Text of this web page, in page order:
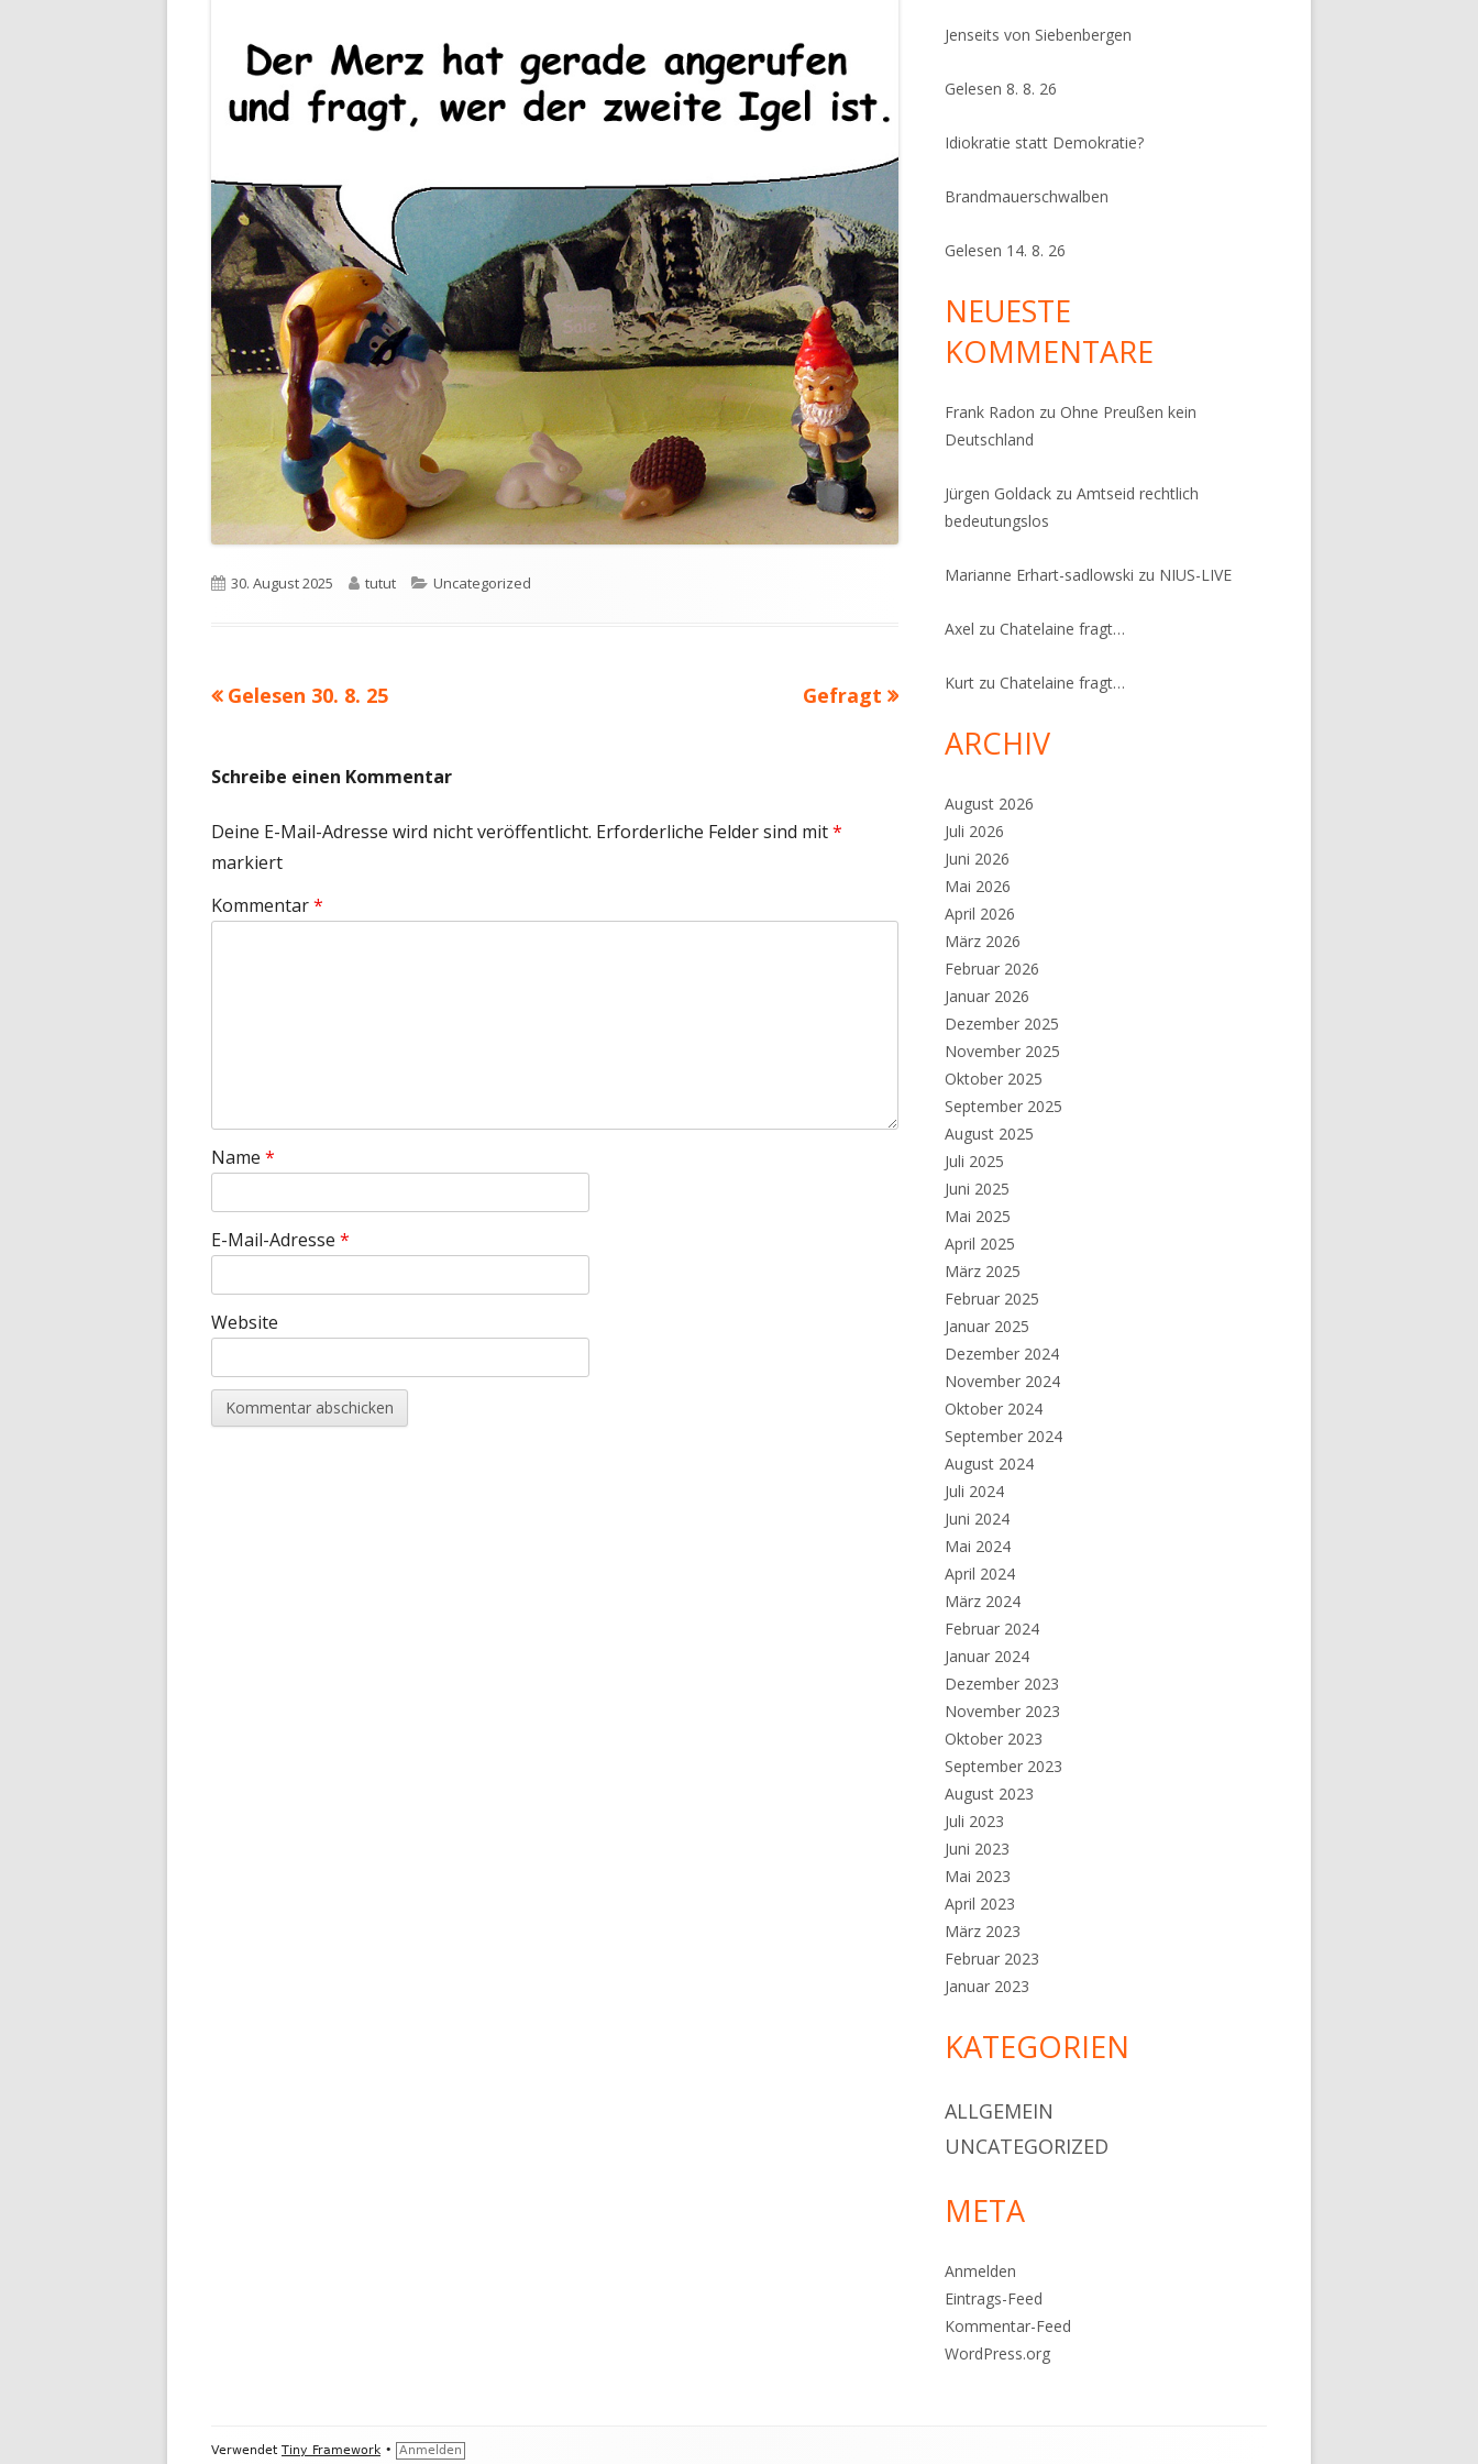
Veröffentlicht
30. August 2025 Autor
tutut Kategorien
Uncategorized
Beitragsnavigation
Vorheriger
Gelesen 30. 8. 25
Nächster
Gefragt
Schreibe einen Kommentar
Deine E-Mail-Adresse wird nicht veröffentlicht. Erforderliche Felder sind mit*
markiert
Kommentar*
Name *
E-Mail-Adresse *
Website
Jenseits von Siebenbergen
Gelesen 8. 8. 26
Idiokratie statt Demokratie?
Brandmauerschwalben
Gelesen 14. 8. 26
NEUESTE
KOMMENTARE
Frank Radon zuOhne Preußen kein
Deutschland
Jürgen Goldack zuAmtseid rechtlich
bedeutungslos
Marianne Erhart-sadlowski zu NIUS-LIVE
Axel zuChatelaine fragt…
Kurt zuChatelaine fragt…
ARCHIV
August 2026
Juli 2026
Juni 2026
Mai 2026
April 2026
März 2026
Februar 2026
Januar 2026
Dezember 2025
November 2025
Oktober 2025
September 2025
August 2025
Juli 2025
Juni 2025
Mai 2025
April 2025
März 2025
Februar 2025
Januar 2025
Dezember 2024
November 2024
Oktober 2024
September 2024
August 2024
Juli 2024
Juni 2024
Mai 2024
April 2024
März 2024
Februar 2024
Januar 2024
Dezember 2023
November 2023
Oktober 2023
September 2023
August 2023
Juli 2023
Juni 2023
Mai 2023
April 2023
März 2023
Februar 2023
Januar 2023
KATEGORIEN
ALLGEMEIN
UNCATEGORIZED
META
Anmelden
Eintrags-Feed
Kommentar-Feed
WordPress.org
Footer
Verwendet Tiny Framework • Anmelden